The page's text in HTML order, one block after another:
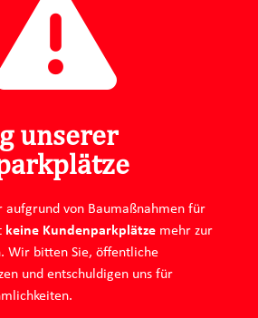
Datenschutz
Linkedin
unserer
aufgrund von Baumaßnahmen für
keine Kundenparkplätze mehr zur
Wir bitten Sie, öffentliche
und entschuldigen uns für